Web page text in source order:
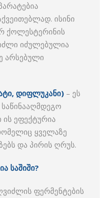
ისინი
ქოლესტერინის
იძულებულია
არსებული
დიფლუკანი) – ეს
ეფექტურია
ყველაზე
და პირის ღრუს.
საშიში?
ფერმენტების